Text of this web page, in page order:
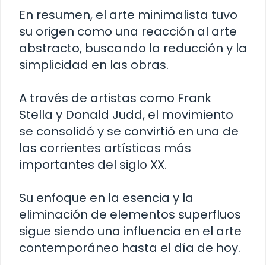
En resumen, el arte minimalista tuvo
su origen como una reacción al arte
abstracto, buscando la reducción y la
simplicidad en las obras.
A través de artistas como Frank
Stella y Donald Judd, el movimiento
se consolidó y se convirtió en una de
las corrientes artísticas más
importantes del siglo XX.
Su enfoque en la esencia y la
eliminación de elementos superfluos
sigue siendo una influencia en el arte
contemporáneo hasta el día de hoy.